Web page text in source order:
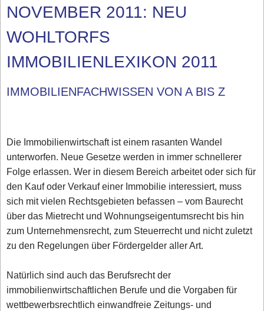
NOVEMBER 2011: NEU
WOHLTORFS
IMMOBILIENLEXIKON 2011
IMMOBILIENFACHWISSEN VON A BIS Z
Die Immobilienwirtschaft ist einem rasanten Wandel
unterworfen. Neue Gesetze werden in immer schnellerer
Folge erlassen. Wer in diesem Bereich arbeitet oder sich für
den Kauf oder Verkauf einer Immobilie interessiert, muss
sich mit vielen Rechtsgebieten befassen – vom Baurecht
über das Mietrecht und Wohnungseigentumsrecht bis hin
zum Unternehmensrecht, zum Steuerrecht und nicht zuletzt
zu den Regelungen über Fördergelder aller Art.
Natürlich sind auch das Berufsrecht der
immobilienwirtschaftlichen Berufe und die Vorgaben für
wettbewerbsrechtlich einwandfreie Zeitungs- und